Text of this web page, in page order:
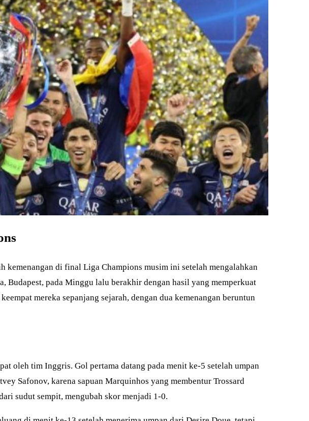
kemenangan di final Liga Champions musim ini setelah mengalahkan
Budapest, pada Minggu lalu berakhir dengan hasil yang memperkuat
mereka sepanjang sejarah, dengan dua kemenangan beruntun
oleh tim Inggris. Gol pertama datang pada menit ke-5 setelah umpan
Safonov, karena sapuan Marquinhos yang membentur Trossard
sudut sempit, mengubah skor menjadi 1-0.